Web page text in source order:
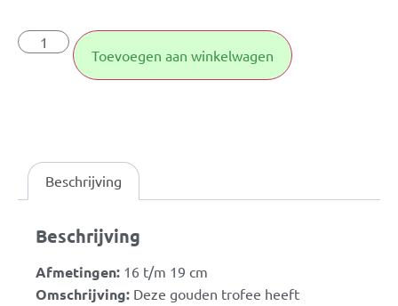
Toevoegen aan winkelwagen
Beschrijving
Beschrijving
Afmetingen: 16 t/m 19 cm
Omschrijving: Deze gouden trofee heeft